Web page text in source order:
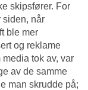
skipsfører. For
siden, når
ble mer
og reklame
tok av, var
av de samme
man skrudde på;